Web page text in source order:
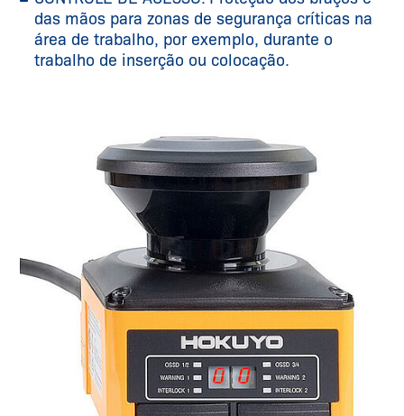
das mãos para zonas de segurança críticas na
área de trabalho, por exemplo, durante o
trabalho de inserção ou colocação.